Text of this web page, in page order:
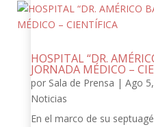
HOSPITAL “DR.
JORNADA MÉDICO –
por Sala de Prensa | Ago
Noticias
En el marco de su